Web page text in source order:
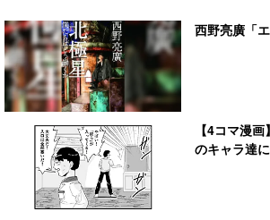
西野亮廣「
【4コマ漫
のキャラ達